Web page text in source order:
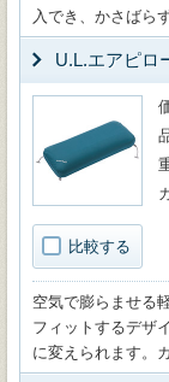
入でき、かさばら
U.L.エアピロ
比較する
空気で膨らませる
フィットするデザ
に変えられます。